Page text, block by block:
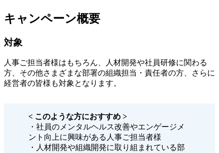
キャンペーン概要
対象
人事ご担当者様はもちろん、人材開発や社員研修に関わる
方、その他さまざまな部署の組織担当・責任者の方、さらに
経営者の皆様も対象となります。
< このような方におすすめ >
・社員のメンタルヘルス改善やエンゲージメ
ント向上に興味がある人事ご担当者様
・人材開発や組織開発に取り組まれている部